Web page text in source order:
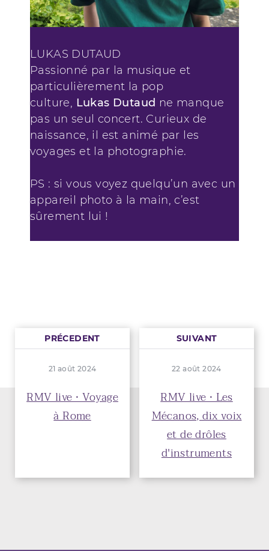
LUKAS DUTAUD
Passionné par la musique et
particulièrement la pop
culture, Lukas Dutaud ne manque
pas un seul concert. Curieux de
naissance, il est animé par les
voyages et la photographie.
PS : si vous voyez quelqu’un avec un
appareil photo à la main, c’est
sûrement lui !
PRÉCEDENT
21 août 2024
RMV live • Voyage
à Rome
SUIVANT
22 août 2024
RMV live • Les
Mécanos, dix voix
et de drôles
d'instruments